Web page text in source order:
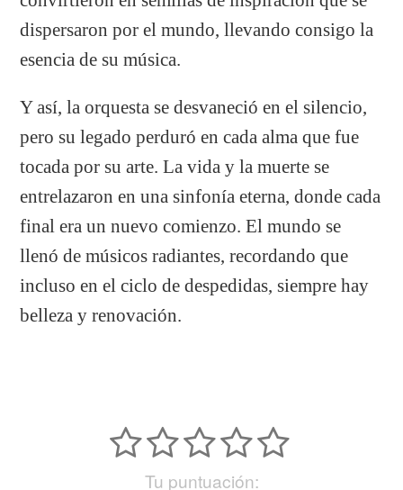
dispersaron por el mundo, llevando consigo la
esencia de su música.
Y así, la orquesta se desvaneció en el silencio,
pero su legado perduró en cada alma que fue
tocada por su arte. La vida y la muerte se
entrelazaron en una sinfonía eterna, donde cada
final era un nuevo comienzo. El mundo se
llenó de músicos radiantes, recordando que
incluso en el ciclo de despedidas, siempre hay
belleza y renovación.
Tu puntuación: